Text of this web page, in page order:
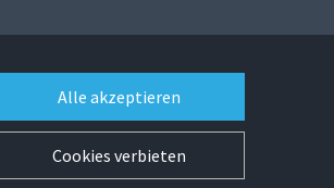
Alle akzeptieren
Cookies verbieten
Irrtümer vorbehalten.